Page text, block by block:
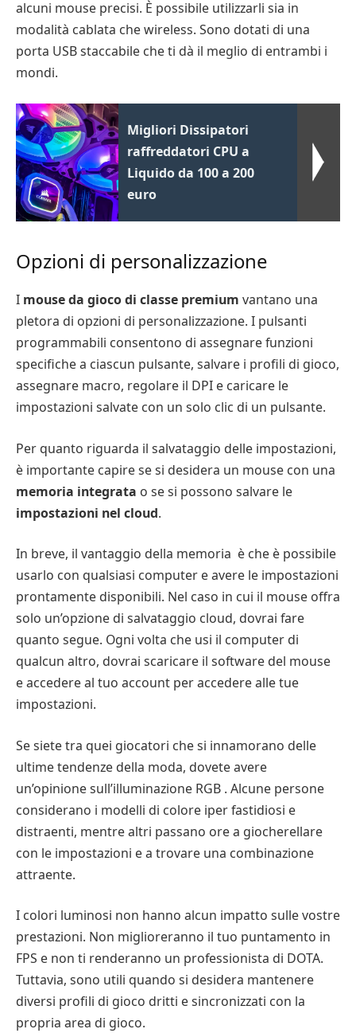
alcuni mouse precisi. È possibile utilizzarli sia in
modalità cablata che wireless. Sono dotati di una
porta USB staccabile che ti dà il meglio di entrambi i
mondi.
Migliori Dissipatori
raffreddatori CPU a
Liquido da 100 a 200
euro
Opzioni di personalizzazione
I mouse da gioco di classe premium vantano una
pletora di opzioni di personalizzazione. I pulsanti
programmabili consentono di assegnare funzioni
specifiche a ciascun pulsante, salvare i profili di gioco,
assegnare macro, regolare il DPI e caricare le
impostazioni salvate con un solo clic di un pulsante.
Per quanto riguarda il salvataggio delle impostazioni,
è importante capire se si desidera un mouse con una
memoria integrata o se si possono salvare le
impostazioni nel cloud.
In breve, il vantaggio della memoria è che è possibile
usarlo con qualsiasi computer e avere le impostazioni
prontamente disponibili. Nel caso in cui il mouse offra
solo un’opzione di salvataggio cloud, dovrai fare
quanto segue. Ogni volta che usi il computer di
qualcun altro, dovrai scaricare il software del mouse
e accedere al tuo account per accedere alle tue
impostazioni.
Se siete tra quei giocatori che si innamorano delle
ultime tendenze della moda, dovete avere
un’opinione sull’illuminazione RGB . Alcune persone
considerano i modelli di colore iper fastidiosi e
distraenti, mentre altri passano ore a giocherellare
con le impostazioni e a trovare una combinazione
attraente.
I colori luminosi non hanno alcun impatto sulle vostre
prestazioni. Non miglioreranno il tuo puntamento in
FPS e non ti renderanno un professionista di DOTA.
Tuttavia, sono utili quando si desidera mantenere
diversi profili di gioco dritti e sincronizzati con la
propria area di gioco.